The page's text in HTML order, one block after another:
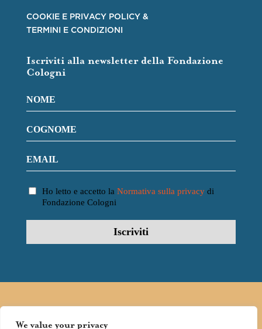
We value your privacy
COOKIE E PRIVACY POLICY &
TERMINI E CONDIZIONI
Iscriviti alla newsletter della Fondazione
Cologni
Ho letto e accetto la Normativa sulla privacydi
Fondazione Cologni